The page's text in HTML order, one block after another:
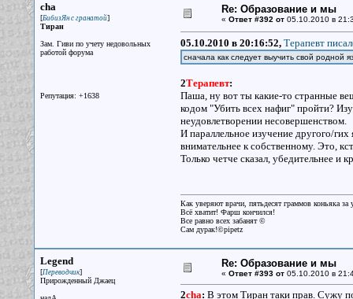
cha
[БибизЯн с гранатой]
Тиран
Зам. Гиви по учету недовольных
работой форума
Репутация: +1638
Re: Образование и мы
« Ответ #392 от05.10.2010 в
05.10.2010 в 20:16:52, Терапевт
сначала как следует выучить свой родной
2Терапевт:
Паша, ну вот ты какие-то странные
кодом "Убить всех нафиг" пройти?
неудовлетворении несовершенством.
И параллельное изучение другого/
внимательнее к собственному. Это,
Только четче сказал, убедительнее и
Как уверяют врачи, пятьдесят граммов коньяка
Всё хватит! Фарш кончился!
Все равно всех забанят ©
Сам дурак!©pipetz
Legend
[Переводчик]
Прирожденный Джаец
Re: Образование и мы
« Ответ #393 от05.10.2010 в
2cha: В этом Тиран таки прав. Сужу